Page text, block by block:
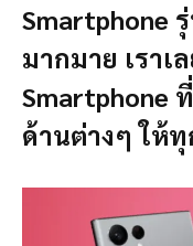
Smartphone
มากมาย เราเ
Smartphone
ด้านต่างๆ ให้